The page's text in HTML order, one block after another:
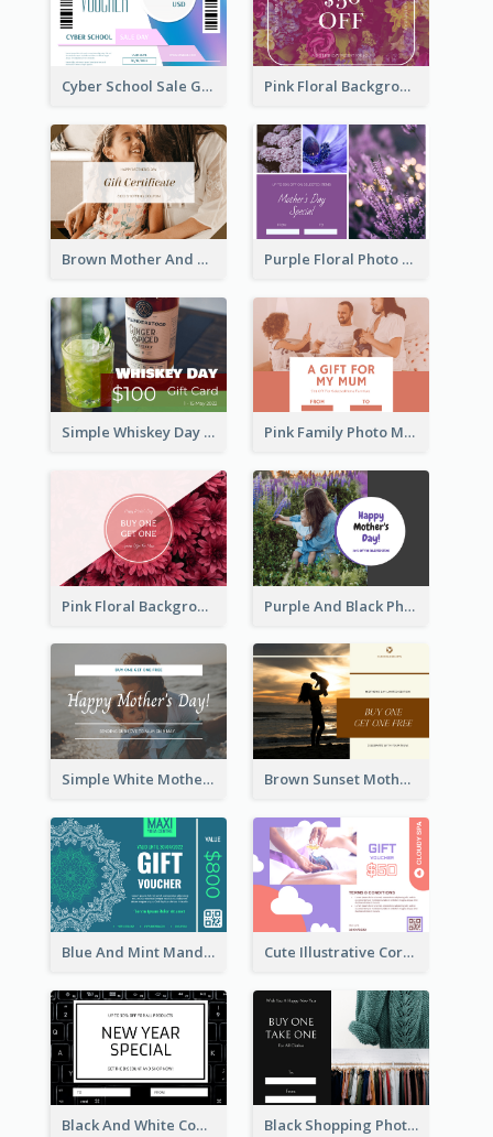
Cyber School Sale Gift Card Pink Floral Background Birthday Gift Card
Brown Mother And Daughter Photo Mother's Day Gift Card Purple Floral Photo Frame Mother's Day Gift Card
Simple Whiskey Day Gift Card With Photo Pink Family Photo Mother's Day Gift Card
Pink Floral Background Mother's Day Gift Card Purple And Black Photo Mother's Day Gift Card
Simple White Mother's Day Photo Gift Card Brown Sunset Mother's Day Gift Card
Blue And Mint Mandala Yoga Discount Gift Card Design Cute Illustrative Coral And Purple Gift Card Design
Black And White Computer Photo New Year Gift Card Black Shopping Photo New Year Sale Gift Card